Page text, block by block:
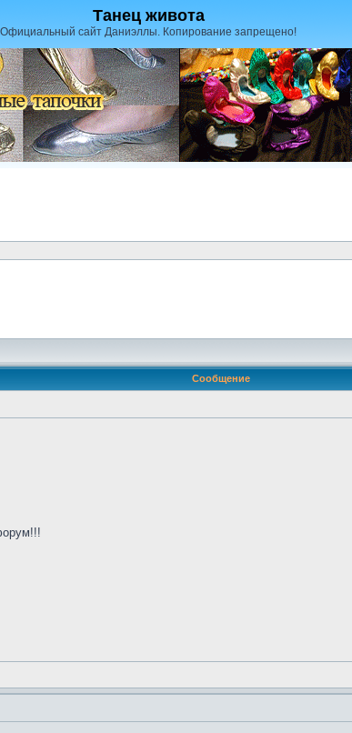
Танец живота
Официальный сайт Даниэллы. Копирование запрещено!
Сообщение